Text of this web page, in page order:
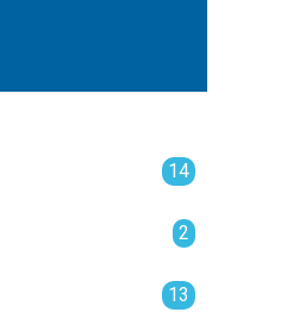
14
2
13